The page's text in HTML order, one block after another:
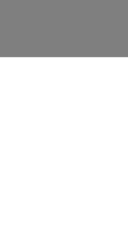
します。 ・開発チームと密に